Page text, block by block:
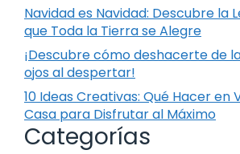
Navidad es Navidad: Descubre la
que Toda la Tierra se Alegre
¡Descubre cómo deshacerte de
ojos al despertar!
10 Ideas Creativas: Qué Hacer en
Casa para Disfrutar al Máximo
Categorías